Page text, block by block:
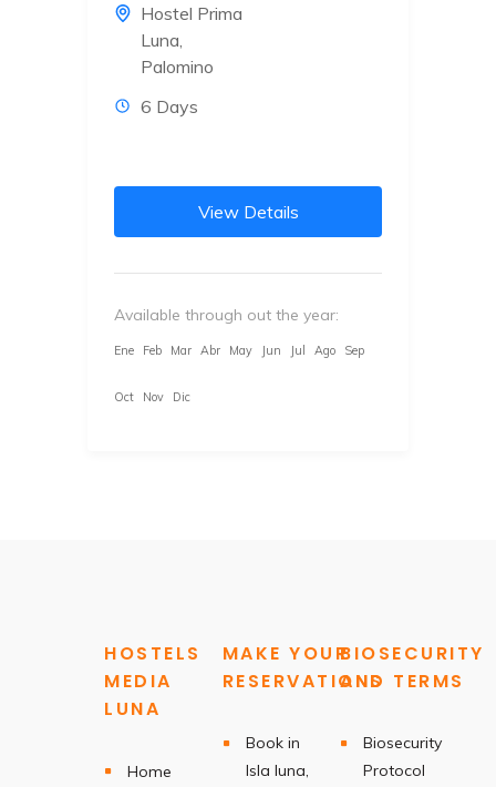
Hostel Prima
Luna,
Palomino
6 Days
View Details
Available through out the year:
Ene Feb Mar Abr May Jun Jul Ago Sep
Oct Nov Dic
HOSTELS
MEDIA
LUNA
Home
MAKE YOUR
RESERVATIONS
Book in
Isla luna,
BIOSECURITY
AND TERMS
Biosecurity
Protocol